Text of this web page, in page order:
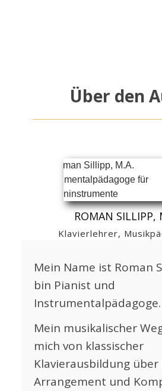
Über den
ROMAN SILLIPP,
Klavierlehrer,
Mein Name ist Roman
bin Pianist und
Instrumentalpädagoge.
Mein musikalischer
mich von klassischer
Klavierausbildung über
Arrangement und